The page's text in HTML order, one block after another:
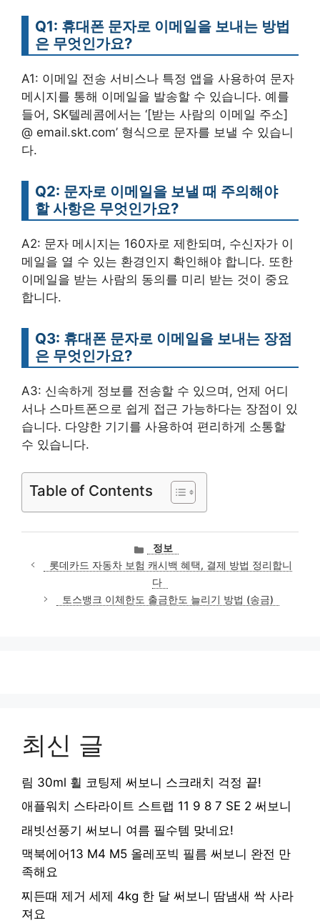
Q1: 휴대폰 문자로 이메일을 보내는 방법
은 무엇인가요?
A1: 이메일 전송 서비스나 특정 앱을 사용하여 문자
메시지를 통해 이메일을 발송할 수 있습니다. 예를
들어, SK텔레콤에서는 ‘[받는 사람의 이메일 주소]
@ email.skt.com’ 형식으로 문자를 보낼 수 있습니
다.
Q2: 문자로 이메일을 보낼 때 주의해야
할 사항은 무엇인가요?
A2: 문자 메시지는 160자로 제한되며, 수신자가 이
메일을 열 수 있는 환경인지 확인해야 합니다. 또한
이메일을 받는 사람의 동의를 미리 받는 것이 중요
합니다.
Q3: 휴대폰 문자로 이메일을 보내는 장점
은 무엇인가요?
A3: 신속하게 정보를 전송할 수 있으며, 언제 어디
서나 스마트폰으로 쉽게 접근 가능하다는 장점이 있
습니다. 다양한 기기를 사용하여 편리하게 소통할
수 있습니다.
Table of Contents
카
테
고
리
정보
롯데카드 자동차 보험 캐시백 혜택, 결제 방법 정리합니
다
토스뱅크 이체한도 출금한도 늘리기 방법 (송금)
최신 글
림 30ml 휠 코팅제 써보니 스크래치 걱정 끝!
애플워치 스타라이트 스트랩 11 9 8 7 SE 2 써보니
래빗선풍기 써보니 여름 필수템 맞네요!
맥북에어13 M4 M5 올레포빅 필름 써보니 완전 만
족해요
찌든때 제거 세제 4kg 한 달 써보니 땀냄새 싹 사라
져요